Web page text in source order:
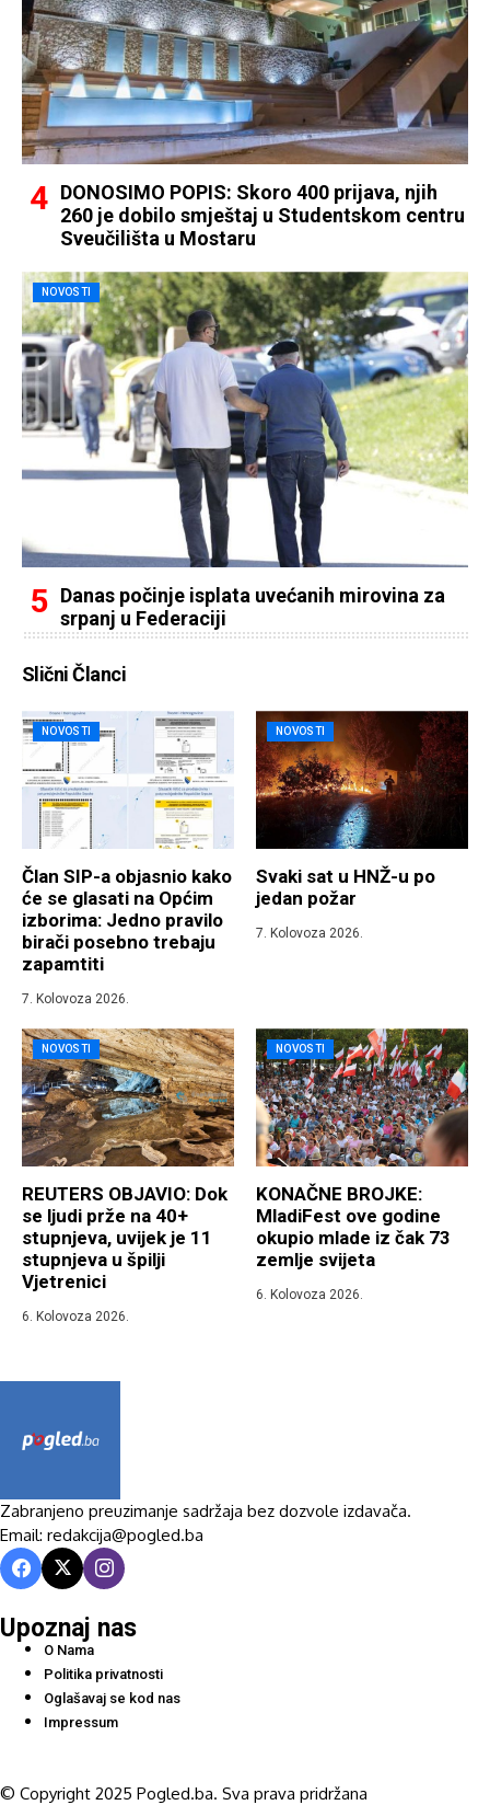
DONOSIMO POPIS: Skoro 400 prijava, njih
260 je dobilo smještaj u Studentskom centru
Sveučilišta u Mostaru
NOVOSTI
Danas počinje isplata uvećanih mirovina za
srpanj u Federaciji
Slični Članci
NOVOSTI
Član SIP-a objasnio kako
će se glasati na Općim
izborima: Jedno pravilo
birači posebno trebaju
zapamtiti
7. Kolovoza 2026.
NOVOSTI
Svaki sat u HNŽ-u po
jedan požar
7. Kolovoza 2026.
NOVOSTI
REUTERS OBJAVIO: Dok
se ljudi prže na 40+
stupnjeva, uvijek je 11
stupnjeva u špilji
Vjetrenici
6. Kolovoza 2026.
NOVOSTI
KONAČNE BROJKE:
MladiFest ove godine
okupio mlade iz čak 73
zemlje svijeta
6. Kolovoza 2026.
Zabranjeno preuzimanje sadržaja bez dozvole izdavača.
Email: redakcija@pogled.ba
Upoznaj nas
O Nama
Politika privatnosti
Oglašavaj se kod nas
Impressum
© Copyright 2025 Pogled.ba. Sva prava pridržana